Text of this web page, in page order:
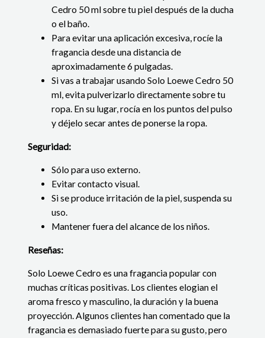
Cedro 50 ml sobre tu piel después de la ducha
o el baño.
Para evitar una aplicación excesiva, rocíe la
fragancia desde una distancia de
aproximadamente 6 pulgadas.
Si vas a trabajar usando Solo Loewe Cedro 50
ml, evita pulverizarlo directamente sobre tu
ropa. En su lugar, rocía en los puntos del pulso
y déjelo secar antes de ponerse la ropa.
Seguridad:
Sólo para uso externo.
Evitar contacto visual.
Si se produce irritación de la piel, suspenda su
uso.
Mantener fuera del alcance de los niños.
Reseñas:
Solo Loewe Cedro es una fragancia popular con
muchas críticas positivas. Los clientes elogian el
aroma fresco y masculino, la duración y la buena
proyección. Algunos clientes han comentado que la
fragancia es demasiado fuerte para su gusto, pero